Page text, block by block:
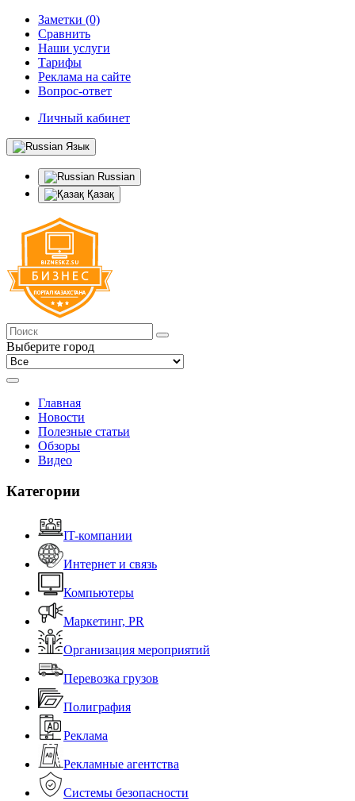
Заметки (0)
Сравнить
Наши услуги
Тарифы
Реклама на сайте
Вопрос-ответ
Личный кабинет
Язык
Russian
Қазақ
Выберите город
Главная
Новости
Полезные статьи
Обзоры
Видео
Категории
IT-компании
Интернет и связь
Компьютеры
Маркетинг, PR
Организация мероприятий
Перевозка грузов
Полиграфия
Реклама
Рекламные агентства
Системы безопасности